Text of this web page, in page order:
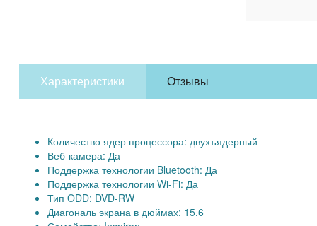
Характеристики Отзывы
Количество ядер процессора: двухъядерный
Веб-камера: Да
Поддержка технологии Bluetooth: Да
Поддержка технологии Wi-Fi: Да
Тип ODD: DVD-RW
Диагональ экрана в дюймах: 15.6